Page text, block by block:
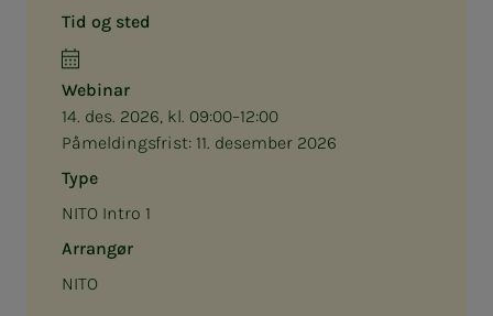
Tid og sted
Webinar
14. des. 2026, kl. 09:00–12:00
Påmeldingsfrist: 11. desember 2026
Type
NITO Intro 1
Arrangør
NITO